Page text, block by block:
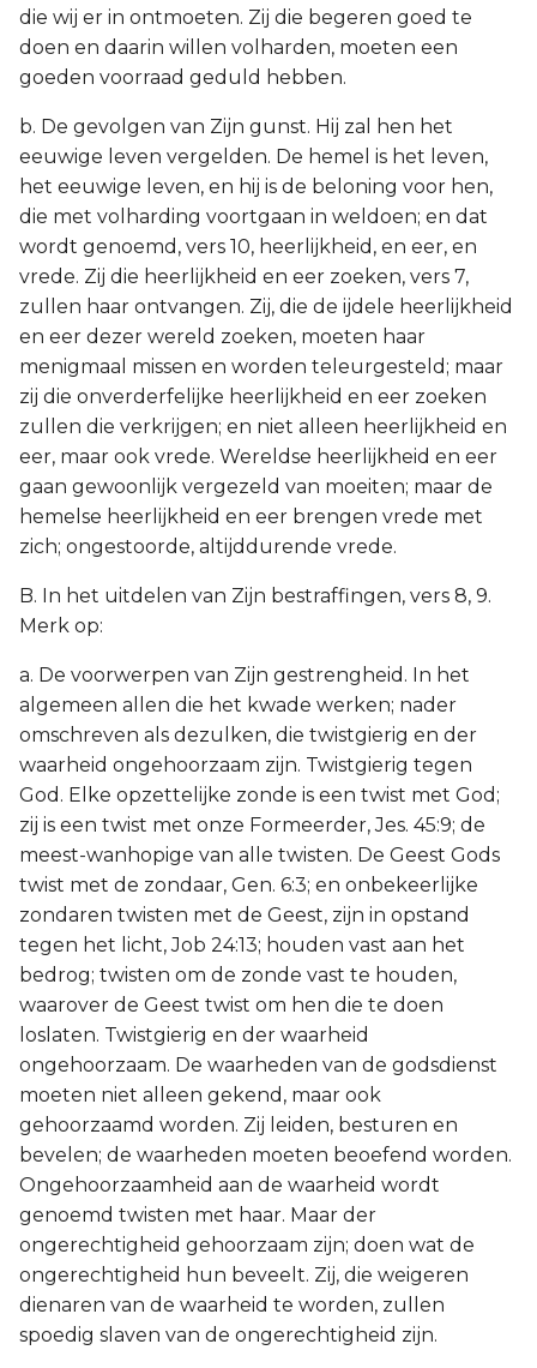
die wij er in ontmoeten. Zij die begeren goed te
doen en daarin willen volharden, moeten een
goeden voorraad geduld hebben.
b. De gevolgen van Zijn gunst. Hij zal hen het
eeuwige leven vergelden. De hemel is het leven,
het eeuwige leven, en hij is de beloning voor hen,
die met volharding voortgaan in weldoen; en dat
wordt genoemd, vers 10, heerlijkheid, en eer, en
vrede. Zij die heerlijkheid en eer zoeken, vers 7,
zullen haar ontvangen. Zij, die de ijdele heerlijkheid
en eer dezer wereld zoeken, moeten haar
menigmaal missen en worden teleurgesteld; maar
zij die onverderfelijke heerlijkheid en eer zoeken
zullen die verkrijgen; en niet alleen heerlijkheid en
eer, maar ook vrede. Wereldse heerlijkheid en eer
gaan gewoonlijk vergezeld van moeiten; maar de
hemelse heerlijkheid en eer brengen vrede met
zich; ongestoorde, altijddurende vrede.
B. In het uitdelen van Zijn bestraffingen, vers 8, 9.
Merk op:
a. De voorwerpen van Zijn gestrengheid. In het
algemeen allen die het kwade werken; nader
omschreven als dezulken, die twistgierig en der
waarheid ongehoorzaam zijn. Twistgierig tegen
God. Elke opzettelijke zonde is een twist met God;
zij is een twist met onze Formeerder, Jes. 45:9; de
meest-wanhopige van alle twisten. De Geest Gods
twist met de zondaar, Gen. 6:3; en onbekeerlijke
zondaren twisten met de Geest, zijn in opstand
tegen het licht, Job 24:13; houden vast aan het
bedrog; twisten om de zonde vast te houden,
waarover de Geest twist om hen die te doen
loslaten. Twistgierig en der waarheid
ongehoorzaam. De waarheden van de godsdienst
moeten niet alleen gekend, maar ook
gehoorzaamd worden. Zij leiden, besturen en
bevelen; de waarheden moeten beoefend worden.
Ongehoorzaamheid aan de waarheid wordt
genoemd twisten met haar. Maar der
ongerechtigheid gehoorzaam zijn; doen wat de
ongerechtigheid hun beveelt. Zij, die weigeren
dienaren van de waarheid te worden, zullen
spoedig slaven van de ongerechtigheid zijn.